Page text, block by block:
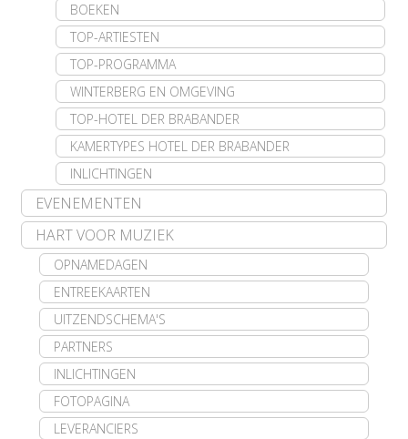
BOEKEN
TOP-ARTIESTEN
TOP-PROGRAMMA
WINTERBERG EN OMGEVING
TOP-HOTEL DER BRABANDER
KAMERTYPES HOTEL DER BRABANDER
INLICHTINGEN
EVENEMENTEN
HART VOOR MUZIEK
OPNAMEDAGEN
ENTREEKAARTEN
UITZENDSCHEMA'S
PARTNERS
INLICHTINGEN
FOTOPAGINA
LEVERANCIERS